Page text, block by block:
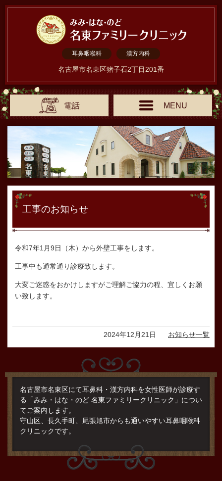
耳鼻咽喉科 漢方内科
名古屋市名東区猪子石2丁目201番
電話 MENU
工事のお知らせ
令和7年1月9日（木）から外壁工事をします。
工事中も通常通り診療致します。
大変ご迷惑をおかけしますがご理解ご協力の程、宜しくお願
い致します。
2024年12月21日 お知らせ一覧
名古屋市名東区にて耳鼻科・漢方内科を女性医師が診療す
る「みみ・はな・のど 名東ファミリークリニック」につい
てご案内します。
守山区、長久手町、尾張旭市からも通いやすい耳鼻咽喉科
クリニックです。